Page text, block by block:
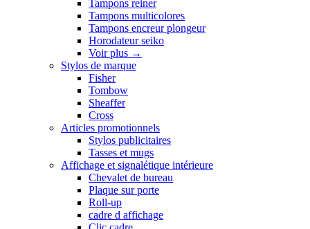
Tampons reiner
Tampons multicolores
Tampons encreur plongeur
Horodateur seiko
Voir plus →
Stylos de marque
Fisher
Tombow
Sheaffer
Cross
Articles promotionnels
Stylos publicitaires
Tasses et mugs
Affichage et signalétique intérieure
Chevalet de bureau
Plaque sur porte
Roll-up
cadre d affichage